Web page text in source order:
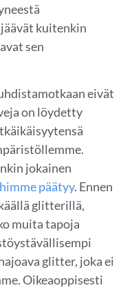
kuitenkin
sen
eivät
on löydetty
jokainen
päätyy. Ennen
glitterillä,
muita tapoja
glitter, joka ei
Oikeaoppisesti